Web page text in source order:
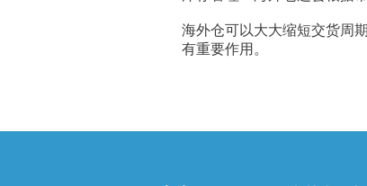
海外仓可以大大缩短交货周
有重要作用。